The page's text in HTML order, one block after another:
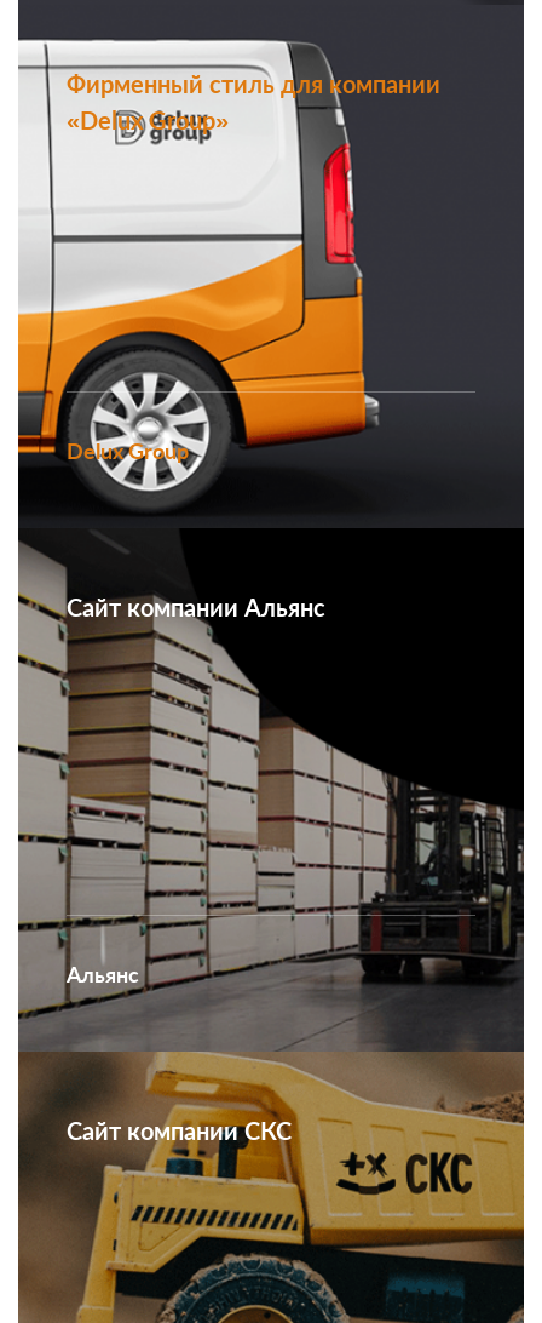
Фирменный стиль для компании
«Delux Group»
Delux Group
Сайт компании Альянс
Альянс
Сайт компании СКС